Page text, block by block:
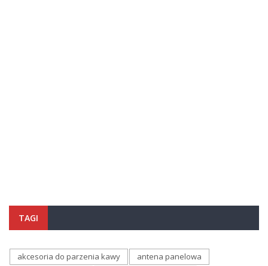
TAGI
akcesoria do parzenia kawy
antena panelowa